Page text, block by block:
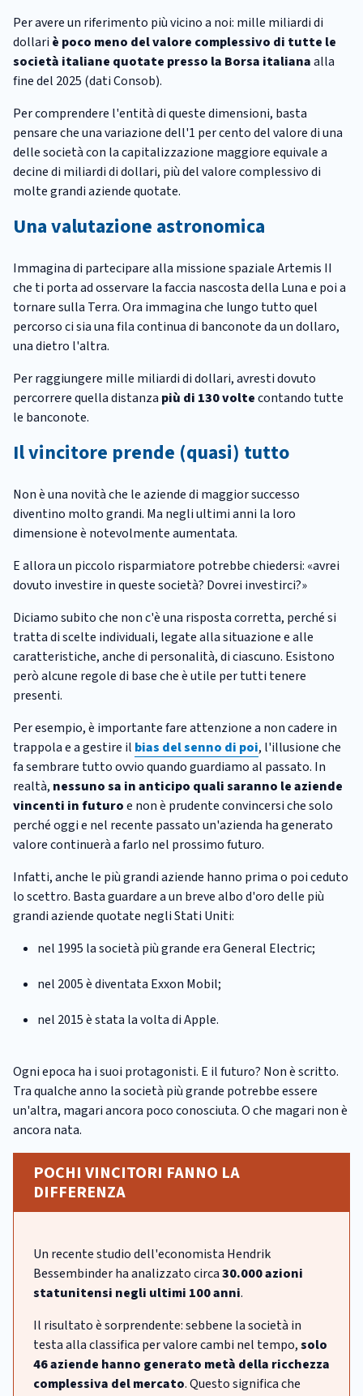
Per avere un riferimento più vicino a noi: mille miliardi di
dollari è poco meno del valore complessivo di tutte le
società italiane quotate presso la Borsa italianaalla
fine del 2025 (dati Consob).
Per comprendere l'entità di queste dimensioni, basta
pensare che una variazione dell'1 per cento del valore di una
delle società con la capitalizzazione maggiore equivale a
decine di miliardi di dollari, più del valore complessivo di
molte grandi aziende quotate.
Una valutazione astronomica
Immagina di partecipare alla missione spaziale Artemis II
che ti porta ad osservare la faccia nascosta della Luna e poi a
tornare sulla Terra. Ora immagina che lungo tutto quel
percorso ci sia una fila continua di banconote da un dollaro,
una dietro l'altra.
Per raggiungere mille miliardi di dollari, avresti dovuto
percorrere quella distanza più di 130 voltecontando tutte
le banconote.
Il vincitore prende (quasi) tutto
Non è una novità che le aziende di maggior successo
diventino molto grandi. Ma negli ultimi anni la loro
dimensione è notevolmente aumentata.
E allora un piccolo risparmiatore potrebbe chiedersi: «avrei
dovuto investire in queste società? Dovrei investirci?»
Diciamo subito che non c'è una risposta corretta, perché si
tratta di scelte individuali, legate alla situazione e alle
caratteristiche, anche di personalità, di ciascuno. Esistono
però alcune regole di base che è utile per tutti tenere
presenti.
Per esempio, è importante fare attenzione a non cadere in
trappola e a gestire il bias del senno di poi, l'illusione che
fa sembrare tutto ovvio quando guardiamo al passato. In
realtà, nessuno sa in anticipo quali saranno le aziende
vincenti in futuroe non è prudente convincersi che solo
perché oggi e nel recente passato un'azienda ha generato
valore continuerà a farlo nel prossimo futuro.
Infatti, anche le più grandi aziende hanno prima o poi ceduto
lo scettro. Basta guardare a un breve albo d'oro delle più
grandi aziende quotate negli Stati Uniti:
nel 1995 la società più grande era General Electric;
nel 2005 è diventata Exxon Mobil;
nel 2015 è stata la volta di Apple.
Ogni epoca ha i suoi protagonisti. E il futuro? Non è scritto.
Tra qualche anno la società più grande potrebbe essere
un'altra, magari ancora poco conosciuta. O che magari non è
ancora nata.
POCHI VINCITORI FANNO LA
DIFFERENZA
Un recente studio dell'economista Hendrik
Bessembinder ha analizzato circa30.000 azioni
statunitensi negli ultimi 100 anni.
Il risultato è sorprendente: sebbene la società in
testa alla classifica per valore cambi nel tempo,solo
46 aziende hanno generato metà della ricchezza
complessiva del mercato. Questo significa che